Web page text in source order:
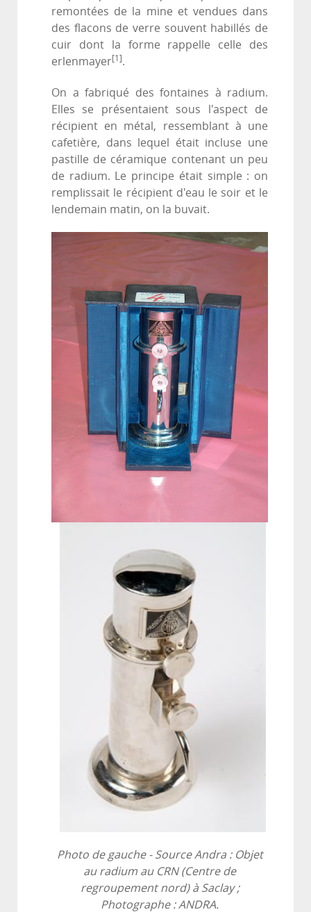
remontées de la mine et vendues dans
des flacons de verre souvent habillés de
cuir dont la forme rappelle celle des
erlenmayer[1].
On a fabriqué des fontaines à radium.
Elles se présentaient sous l'aspect de
récipient en métal, ressemblant à une
cafetière, dans lequel était incluse une
pastille de céramique contenant un peu
de radium. Le principe était simple : on
remplissait le récipient d'eau le soir et le
lendemain matin, on la buvait.
Photo de gauche - Source Andra : Objet
au radium au CRN (Centre de
regroupement nord) à Saclay ;
Photographe : ANDRA.